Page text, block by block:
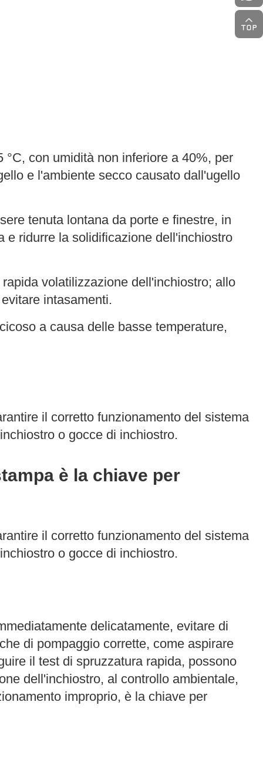
con umidità non inferiore a 40%, per
e l'ambiente secco causato dall'ugello
tenuta lontana da porte e finestre, in
e ridurre la solidificazione dell'inchiostro
volatilizzazione dell'inchiostro; allo
intasamenti.
a causa delle basse temperature,
il corretto funzionamento del sistema
o gocce di inchiostro.
è la chiave per
il corretto funzionamento del sistema
o gocce di inchiostro.
delicatamente, evitare di
di pompaggio corrette, come aspirare
il test di spruzzatura rapida, possono
dell'inchiostro, al controllo ambientale,
improprio, è la chiave per